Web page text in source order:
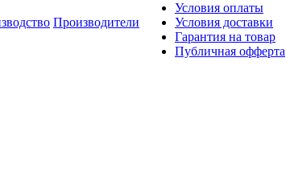
Производители
Условия оплаты
Условия доставки
Гарантия на товар
Публичная офферта